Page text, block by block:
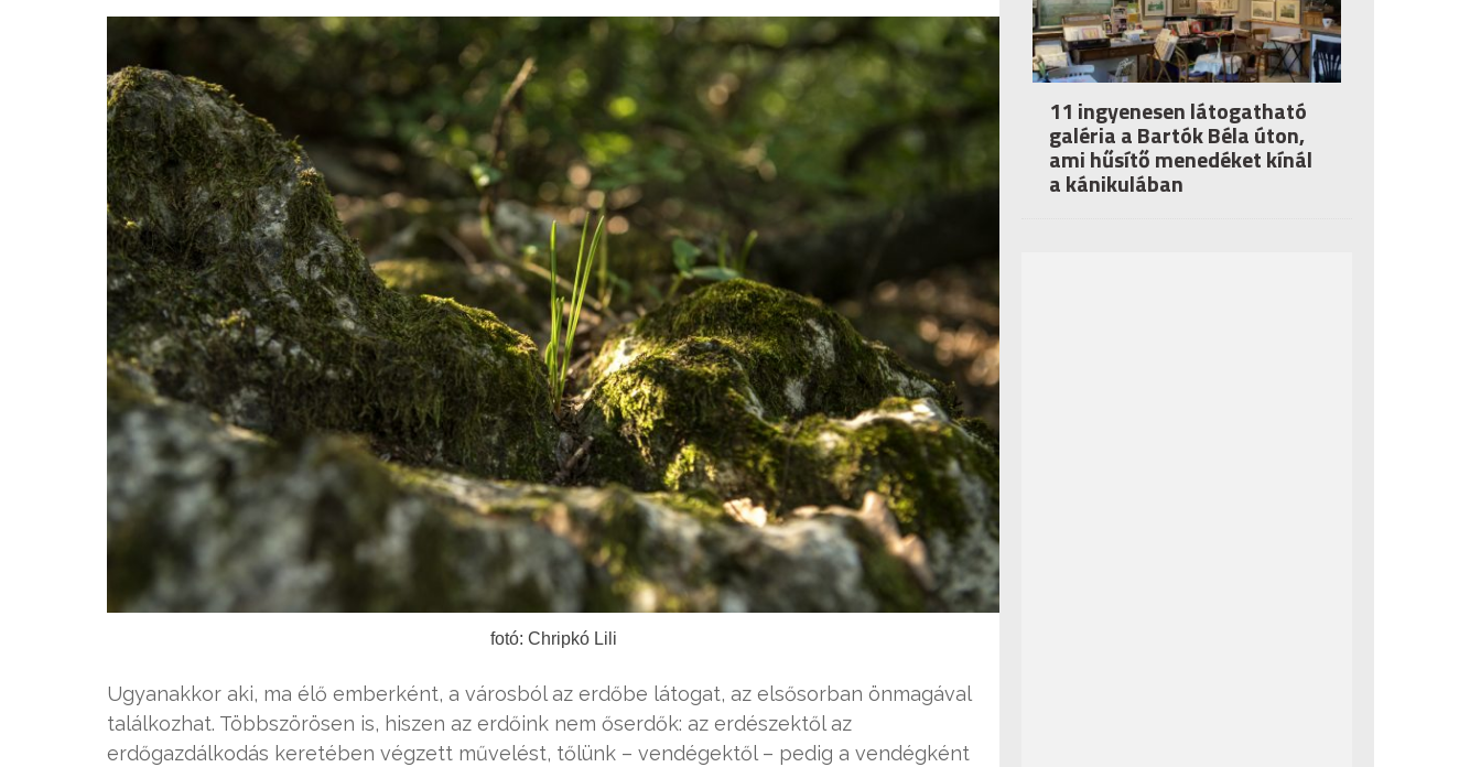
fotó: Chripkó Lili
Ugyanakkor aki, ma élő emberként, a városból az erdőbe látogat, az elsősorban önmagával
találkozhat. Többszörösen is, hiszen az erdőink nem őserdők: az erdészektől az
erdőgazdálkodás keretében végzett művelést, tőlünk – vendégektől – pedig a vendégként
11 ingyenesen látogatható
galéria a Bartók Béla úton,
ami hűsítő menedéket kínál
a kánikulában